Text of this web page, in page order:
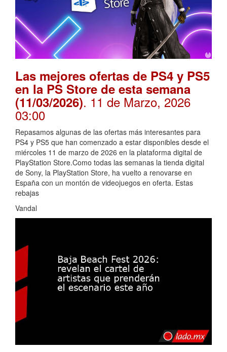
Las mejores ofertas de PS4 y PS5
en la PS Store de esta semana
(11/03/2026). 11 de Marzo, 2026
03:00
Repasamos algunas de las ofertas más interesantes para
PS4 y PS5 que han comenzado a estar disponibles desde el
miércoles 11 de marzo de 2026 en la plataforma digital de
PlayStation Store.Como todas las semanas la tienda digital
de Sony, la PlayStation Store, ha vuelto a renovarse en
España con un montón de videojuegos en oferta. Estas
rebajas
Vandal